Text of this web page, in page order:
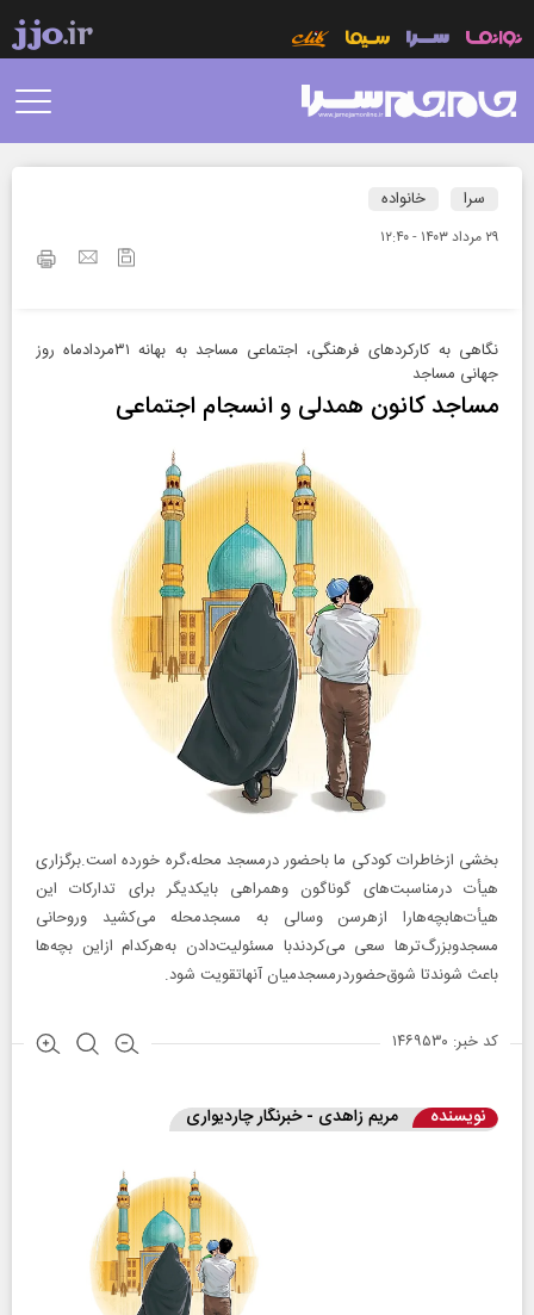
سرا خانواده
۲۹ مرداد ۱۴۰۳ - ۱۲:۴۰
نگاهی به کارکردهای فرهنگی، اجتماعی مساجد به بهانه ۳۱مرداد‌ماه روز
جهانی مساجد
مساجد کانون همدلی و انسجام اجتماعی
بخشی ازخاطرات کودکی ما باحضور درمسجد محله،گره خورده است.برگزاری
هیأت‌ درمناسبت‌های گوناگون وهمراهی بایکدیگر برای تدارکات این
هیأت‌هابچه‌هارا ازهرسن وسالی به مسجدمحله می‌کشید وروحانی
مسجدوبزرگ‌ترها سعی می‌کردندبا مسئولیت‌دادن به‌هر‌کدام ازاین بچه‌ها
باعث شوندتا شوق‌حضوردرمسجدمیان آنهاتقویت شود.
کد خبر: ۱۴۶۹۵۳۰
نویسنده مریم زاهدی - خبرنگار چاردیواری